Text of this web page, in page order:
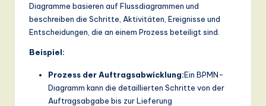
Diagramme basieren auf Flussdiagrammen und
beschreiben die Schritte, Aktivitäten, Ereignisse und
Entscheidungen, die an einem Prozess beteiligt sind.
Beispiel:
Prozess der Auftragsabwicklung:Ein BPMN-
Diagramm kann die detaillierten Schritte von der
Auftragsabgabe bis zur Lieferung